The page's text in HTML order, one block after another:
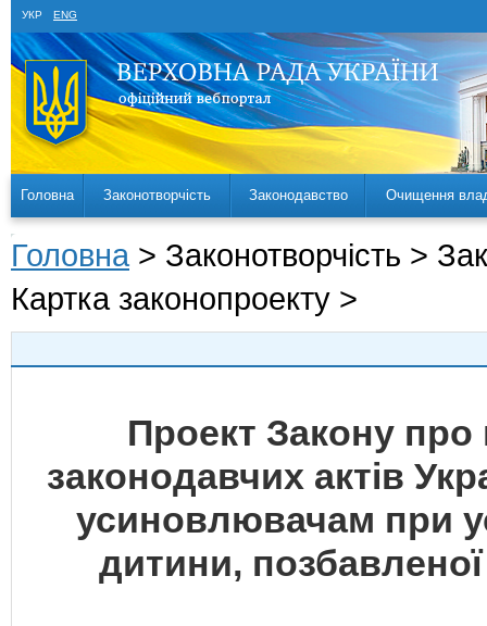
УКР ENG
Головна Законотворчість Законодавство Очищення
Головна > Законотворчість >
Картка законопроекту >
Проект Закону про
законодавчих актів
усиновлювачам при
дитини,